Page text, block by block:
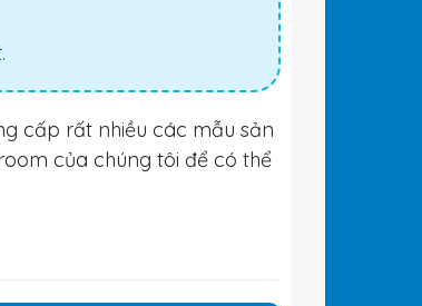
cấp rất nhiều các mẫu sản
của chúng tôi để có thể